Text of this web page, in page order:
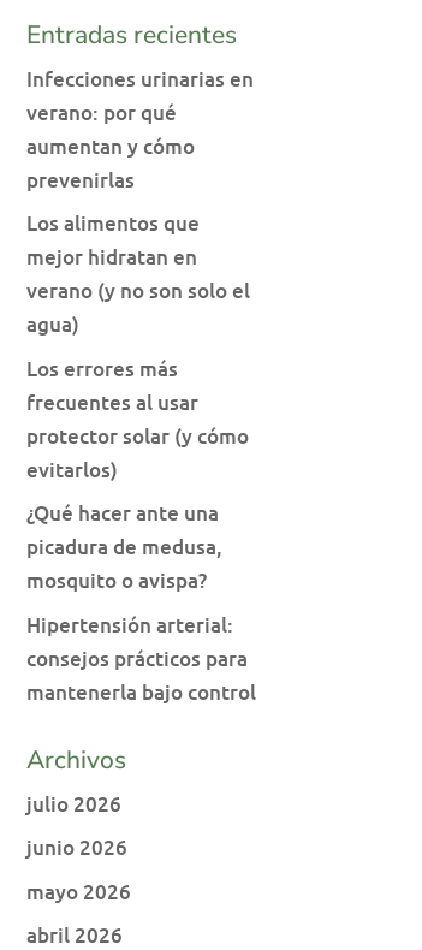
Entradas recientes
Infecciones urinarias en
verano: por qué
aumentan y cómo
prevenirlas
Los alimentos que
mejor hidratan en
verano (y no son solo el
agua)
Los errores más
frecuentes al usar
protector solar (y cómo
evitarlos)
¿Qué hacer ante una
picadura de medusa,
mosquito o avispa?
Hipertensión arterial:
consejos prácticos para
mantenerla bajo control
Archivos
julio 2026
junio 2026
mayo 2026
abril 2026